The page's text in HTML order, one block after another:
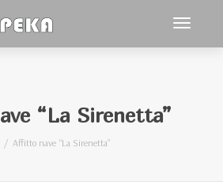
“La Sirenetta”
Affitto nave “La Sirenetta”